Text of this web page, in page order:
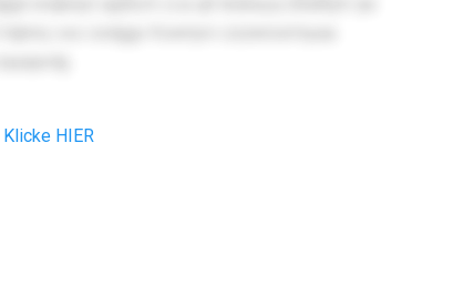
Klicke HIER